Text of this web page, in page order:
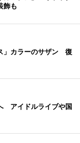
飾も
」カラーのサザン 復
アイドルライブや国